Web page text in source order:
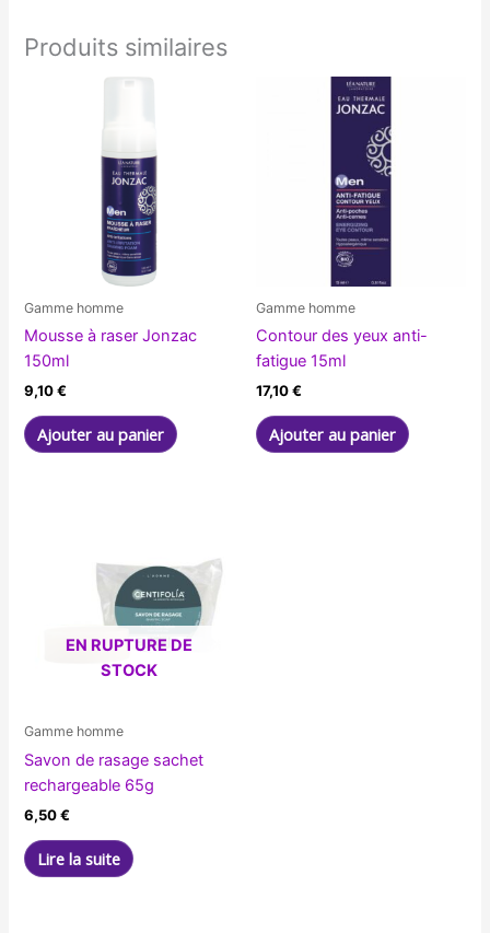
Produits similaires
Gamme homme
Mousse à raser Jonzac
150ml
9,10€
Ajouter au panier
Gamme homme
Contour des yeux anti-
fatigue 15ml
17,10€
Ajouter au panier
EN RUPTURE DE
STOCK
Gamme homme
Savon de rasage sachet
rechargeable 65g
6,50€
Lire la suite